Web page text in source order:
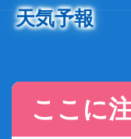
天気予報
ここに